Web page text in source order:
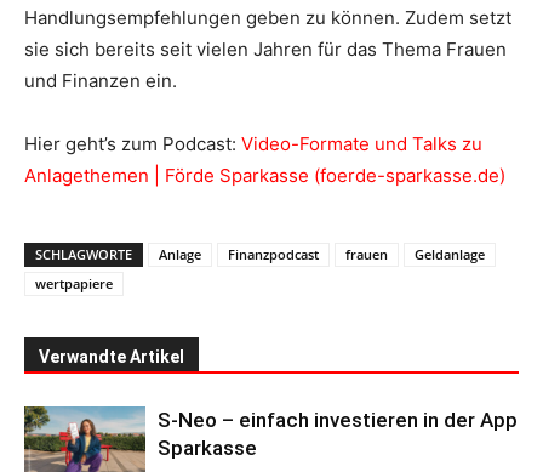
Handlungsempfehlungen geben zu können. Zudem setzt
sie sich bereits seit vielen Jahren für das Thema Frauen
und Finanzen ein.
Hier geht’s zum Podcast: Video-Formate und Talks zu
Anlage­themen | Förde Sparkasse (foerde-sparkasse.de)
SCHLAGWORTE Anlage Finanzpodcast frauen
Geldanlage
wertpapiere
Verwandte Artikel
S-Neo – einfach investieren in der App
Sparkasse